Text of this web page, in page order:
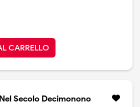
CARRELLO
Secolo Decimonono